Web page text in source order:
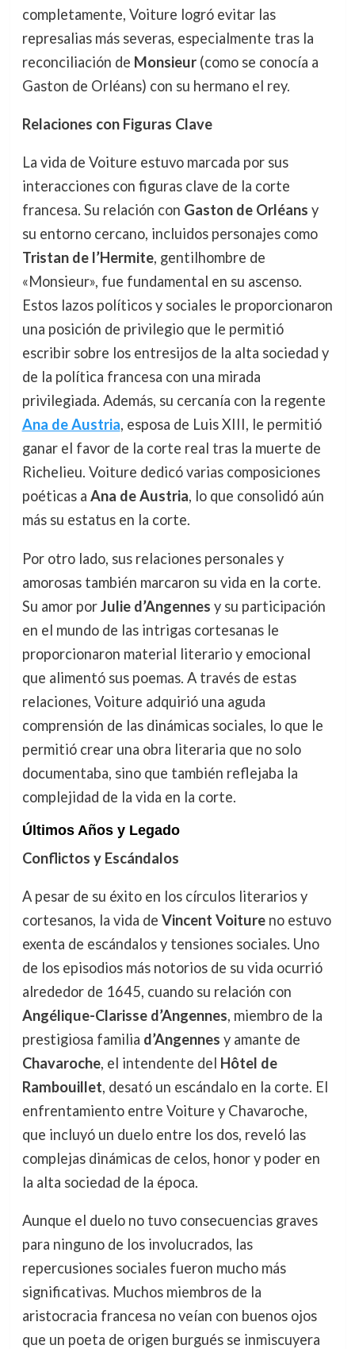
completamente, Voiture logró evitar las
represalias más severas, especialmente tras la
reconciliación de Monsieur(como se conocía a
Gaston de Orléans) con su hermano el rey.
Relaciones con Figuras Clave
La vida de Voiture estuvo marcada por sus
interacciones con figuras clave de la corte
francesa. Su relación con Gaston de Orléans y
su entorno cercano, incluidos personajes como
Tristan de l’Hermite, gentilhombre de
«Monsieur», fue fundamental en su ascenso.
Estos lazos políticos y sociales le proporcionaron
una posición de privilegio que le permitió
escribir sobre los entresijos de la alta sociedad y
de la política francesa con una mirada
privilegiada. Además, su cercanía con la regente
Ana de Austria, esposa de Luis XIII, le permitió
ganar el favor de la corte real tras la muerte de
Richelieu. Voiture dedicó varias composiciones
poéticas a Ana de Austria, lo que consolidó aún
más su estatus en la corte.
Por otro lado, sus relaciones personales y
amorosas también marcaron su vida en la corte.
Su amor porJulie d’Angennes y su participación
en el mundo de las intrigas cortesanas le
proporcionaron material literario y emocional
que alimentó sus poemas. A través de estas
relaciones, Voiture adquirió una aguda
comprensión de las dinámicas sociales, lo que le
permitió crear una obra literaria que no solo
documentaba, sino que también reflejaba la
complejidad de la vida en la corte.
Últimos Años y Legado
Conflictos y Escándalos
A pesar de su éxito en los círculos literarios y
cortesanos, la vida de Vincent Voitureno estuvo
exenta de escándalos y tensiones sociales. Uno
de los episodios más notorios de su vida ocurrió
alrededor de 1645, cuando su relación con
Angélique-Clarisse d’Angennes, miembro de la
prestigiosa familia d’Angennes y amante de
Chavaroche, el intendente del Hôtel de
Rambouillet, desató un escándalo en la corte. El
enfrentamiento entre Voiture y Chavaroche,
que incluyó un duelo entre los dos, reveló las
complejas dinámicas de celos, honor y poder en
la alta sociedad de la época.
Aunque el duelo no tuvo consecuencias graves
para ninguno de los involucrados, las
repercusiones sociales fueron mucho más
significativas. Muchos miembros de la
aristocracia francesa no veían con buenos ojos
que un poeta de origen burgués se inmiscuyera